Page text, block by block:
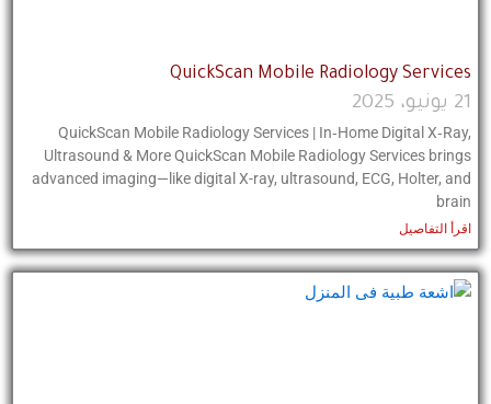
QuickScan Mobile Radiology Services
21 يونيو، 2025
QuickScan Mobile Radiology Services | In‑Home Digital X‑Ray,
Ultrasound & More QuickScan Mobile Radiology Services brings
advanced imaging—like digital X-ray, ultrasound, ECG, Holter, and
brain
اقرأ التفاصيل